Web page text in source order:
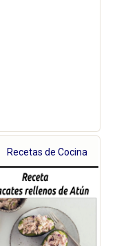
Recetas de Cocina